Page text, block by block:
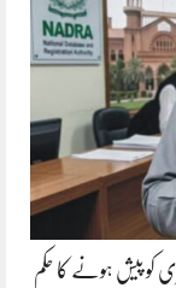
کو پیش ہونے کا حکم